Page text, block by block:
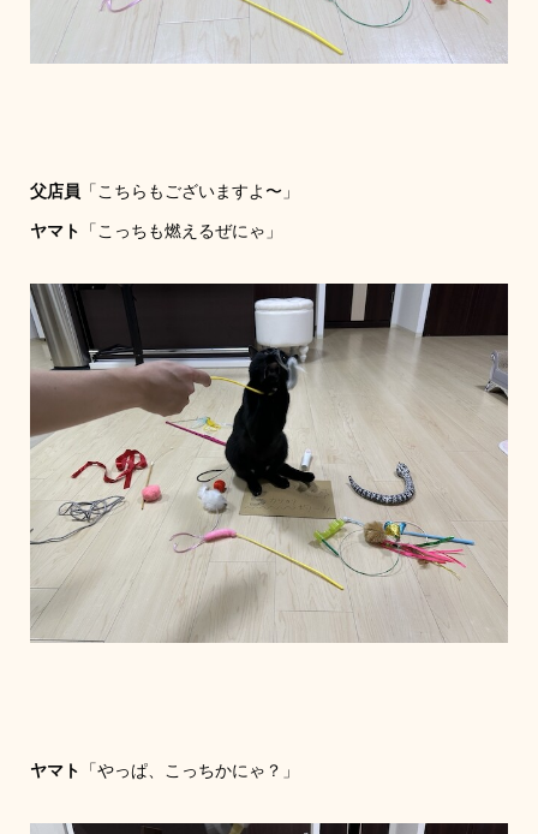
父店員 「こちらもございますよ〜」
ヤマト 「こっちも燃えるぜにゃ」
ヤマト 「やっぱ、こっちかにゃ？」